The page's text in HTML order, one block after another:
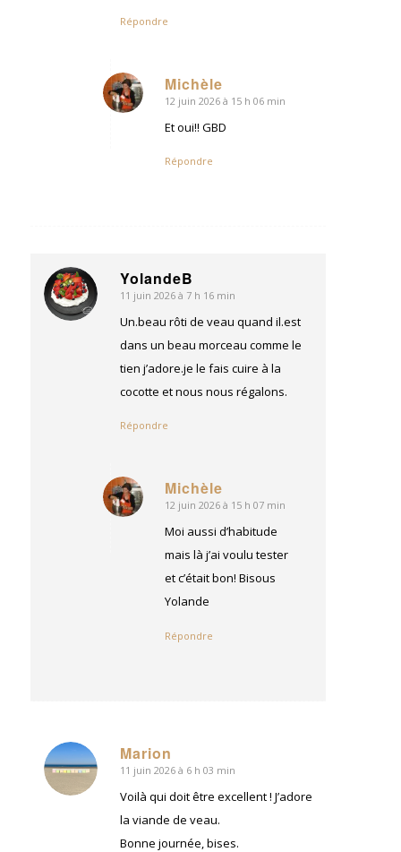
Répondre
Michèle
dit
12 juin 2026 à 15 h 06 min
Et oui!! GBD
Répondre
YolandeB
dit
:
11 juin 2026 à 7 h 16 min
Un.beau rôti de veau quand il.est
dans un beau morceau comme le
tien j’adore.je le fais cuire à la
cocotte et nous nous régalons.
Répondre
Michèle
dit
12 juin 2026 à 15 h 07 min
Moi aussi d’habitude
mais là j’ai voulu tester
et c’était bon! Bisous
Yolande
Répondre
Marion
dit
:
11 juin 2026 à 6 h 03 min
Voilà qui doit être excellent ! J’adore
la viande de veau.
Bonne journée, bises.